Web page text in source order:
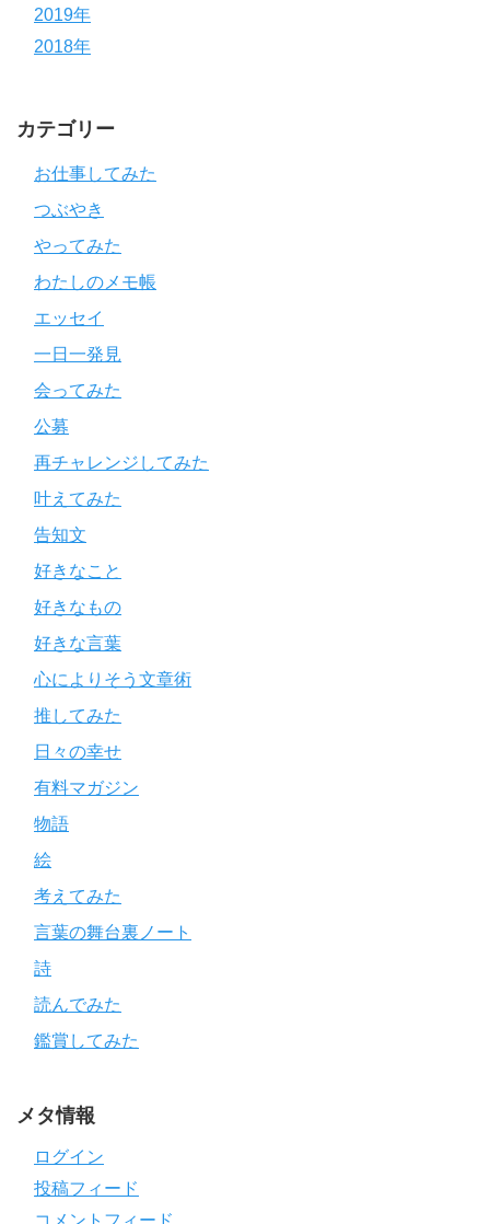
2019年
2018年
カテゴリー
お仕事してみた
つぶやき
やってみた
わたしのメモ帳
エッセイ
一日一発見
会ってみた
公募
再チャレンジしてみた
叶えてみた
告知文
好きなこと
好きなもの
好きな言葉
心によりそう文章術
推してみた
日々の幸せ
有料マガジン
物語
絵
考えてみた
言葉の舞台裏ノート
詩
読んでみた
鑑賞してみた
メタ情報
ログイン
投稿フィード
コメントフィード